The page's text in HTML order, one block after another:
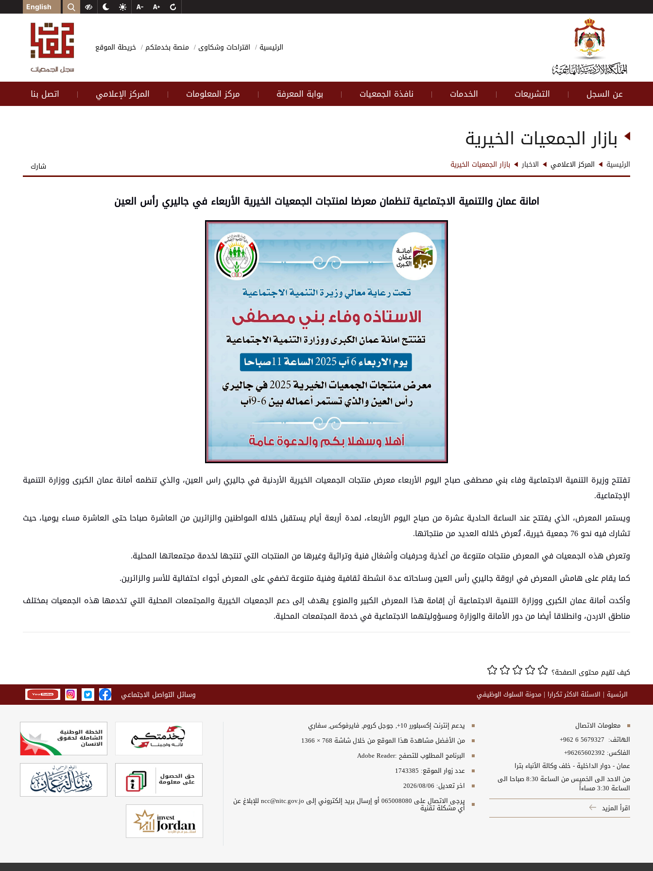
English
الرئيسية اقتراحات وشكاوى منصة بخدمتكم خريطة الموقع
عن السجل | التشريعات | الخدمات | نافذة الجمعيات | بوابة المعرفة | مركز المعلومات | المركز الإعلامي | اتصل بنا
بازار الجمعيات الخيرية
الرئيسية المركز الاعلامي الاخبار بازار الجمعيات الخيرية شارك
امانة عمان والتنمية الاجتماعية تنظمان معرضا لمنتجات الجمعيات الخيرية الأربعاء في جاليري رأس العين
تفتتح وزيرة التنمية الاجتماعية وفاء بني مصطفى صباح اليوم الأربعاء معرض منتجات الجمعيات الخيرية الأردنية في جاليري راس العين، والذي تنظمه أمانة عمان الكبرى ووزارة التنمية
الإجتماعية.
ويستمر المعرض، الذي يفتتح عند الساعة الحادية عشرة من صباح اليوم الأربعاء، لمدة أربعة أيام يستقبل خلاله المواطنين والزائرين من العاشرة صباحا حتى العاشرة مساء يوميا، حيث
تشارك فيه نحو 76 جمعية خيرية، تُعرض خلاله العديد من منتجاتها.
وتعرض هذه الجمعيات في المعرض منتجات متنوعة من أغذية وحرفيات وأشغال فنية وتراثية وغيرها من المنتجات التي تنتجها لخدمة مجتمعاتها المحلية.
كما يقام على هامش المعرض في اروقة جاليري رأس العين وساحاته عدة انشطة ثقافية وفنية متنوعة تضفي على المعرض أجواء احتفالية للأسر والزائرين.
وأكدت أمانة عمان الكبرى ووزارة التنمية الاجتماعية أن إقامة هذا المعرض الكبير والمنوع يهدف إلى دعم الجمعيات الخيرية والمجتمعات المحلية التي تخدمها هذه الجمعيات بمختلف
مناطق الاردن، وانطلاقا أيضا من دور الأمانة والوزارة ومسؤوليتهما الاجتماعية في خدمة المجتمعات المحلية.
كيف تقيم محتوى الصفحة؟
الرئسية الاسئلة الاكثر تكرارا مدونة السلوك الوظيفي وسائل التواصل الاجتماعي
معلومات الاتصال
الهاتف: +962 6 5679327
الفاكس: +96265602392
عمان - دوار الداخلية - خلف وكالة الأنباء بترا
من الاحد الى الخميس من الساعة 8:30 صباحا الى
الساعة 3:30 مساءاً
اقرأ المزيد
يدعم إنترنت إكسبلورر 10+, جوجل كروم, فايرفوكس, سفاري
من الأفضل مشاهدة هذا الموقع من خلال شاشة 768 × 1366
البرنامج المطلوب للتصفح :Adobe Reader
عدد زوار الموقع: 1743385
اخر تعديل: 2026/08/06
يرجى الاتصال على 065008080 أو إرسال بريد إلكتروني إلى ncc@nitc.gov.jo للإبلاغ عن
أي مشكلة تقنية